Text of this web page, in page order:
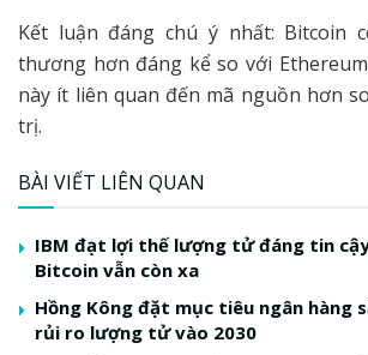
Kết luận đáng chú ý nhất: Bitcoin
thương hơn đáng kể so với
này ít liên quan đến mã nguồn hơn
trị.
BÀI VIẾT LIÊN QUAN
IBM đạt lợi thế lượng tử đáng tin
Bitcoin vẫn còn xa
Hồng Kông đặt mục tiêu ngân hàng
rủi ro lượng tử vào 2030